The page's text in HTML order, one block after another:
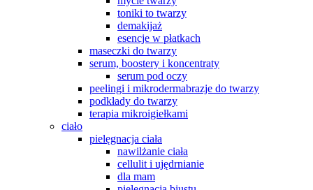
toniki to twarzy
demakijaż
esencje w płatkach
maseczki do twarzy
serum, boostery i koncentraty
serum pod oczy
peelingi i mikrodermabrazje do twarzy
podkłady do twarzy
terapia mikroigiełkami
ciało
pielęgnacja ciała
nawilżanie ciała
cellulit i ujędrnianie
dla mam